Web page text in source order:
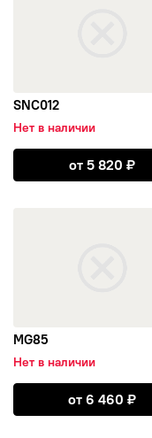
SNC012
от5 820 ₽
Нет в наличии
MG85
от6 460 ₽
Нет в наличии